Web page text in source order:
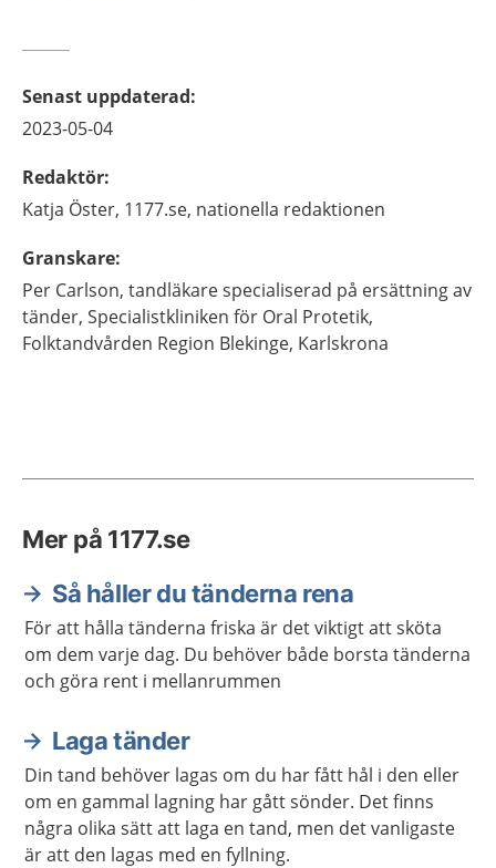
Senast uppdaterad:
2023-05-04
Redaktör:
Katja Öster, 1177.se, nationella redaktionen
Granskare:
Per Carlson, tandläkare specialiserad på ersättning av
tänder, Specialistkliniken för Oral Protetik,
Folktandvården Region Blekinge, Karlskrona
Mer på 1177.se
Så håller du tänderna rena
För att hålla tänderna friska är det viktigt att sköta
om dem varje dag. Du behöver både borsta tänderna
och göra rent i mellanrummen
Laga tänder
Din tand behöver lagas om du har fått hål i den eller
om en gammal lagning har gått sönder. Det finns
några olika sätt att laga en tand, men det vanligaste
är att den lagas med en fyllning.